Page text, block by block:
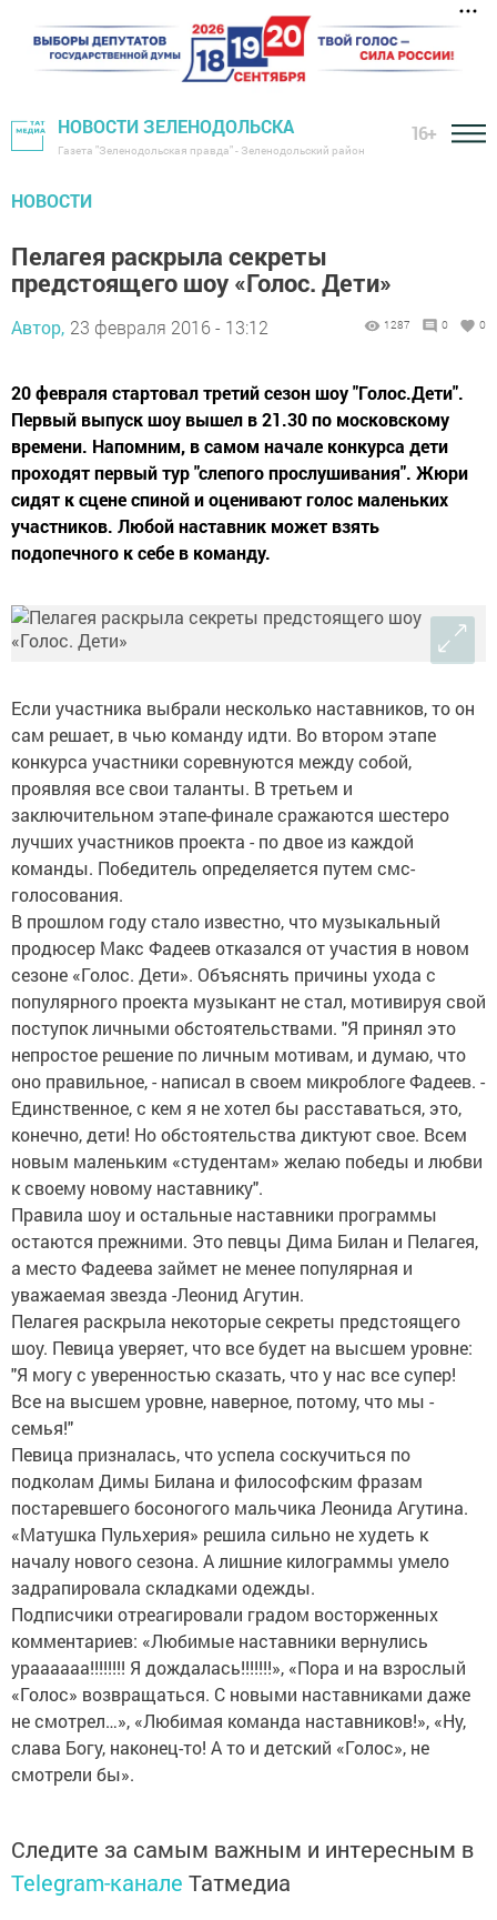
НОВОСТИ ЗЕЛЕНОДОЛЬСКА
Газета "Зеленодольская правда" - Зеленодольский район
16+
НОВОСТИ
Пелагея раскрыла секреты
предстоящего шоу «Голос. Дети»
Автор, 23 февраля 2016 - 13:12 1287 0 0
20 февраля стартовал третий сезон шоу "Голос.Дети".
Первый выпуск шоу вышел в 21.30 по московскому
времени. Напомним, в самом начале конкурса дети
проходят первый тур "слепого прослушивания". Жюри
сидят к сцене спиной и оценивают голос маленьких
участников. Любой наставник может взять
подопечного к себе в команду.
Если участника выбрали несколько наставников, то он
сам решает, в чью команду идти. Во втором этапе
конкурса участники соревнуются между собой,
проявляя все свои таланты. В третьем и
заключительном этапе-финале сражаются шестеро
лучших участников проекта - по двое из каждой
команды. Победитель определяется путем смс-
голосования.
В прошлом году стало известно, что музыкальный
продюсер Макс Фадеев отказался от участия в новом
сезоне «Голос. Дети». Объяснять причины ухода с
популярного проекта музыкант не стал, мотивируя свой
поступок личными обстоятельствами. "Я принял это
непростое решение по личным мотивам, и думаю, что
оно правильное, - написал в своем микроблоге Фадеев. -
Единственное, с кем я не хотел бы расставаться, это,
конечно, дети! Но обстоятельства диктуют свое. Всем
новым маленьким «студентам» желаю победы и любви
к своему новому наставнику".
Правила шоу и остальные наставники программы
остаются прежними. Это певцы Дима Билан и Пелагея,
а место Фадеева займет не менее популярная и
уважаемая звезда -Леонид Агутин.
Пелагея раскрыла некоторые секреты предстоящего
шоу. Певица уверяет, что все будет на высшем уровне:
"Я могу с уверенностью сказать, что у нас все супер!
Все на высшем уровне, наверное, потому, что мы -
семья!"
Певица призналась, что успела соскучиться по
подколам Димы Билана и философским фразам
постаревшего босоногого мальчика Леонида Агутина.
«Матушка Пульхерия» решила сильно не худеть к
началу нового сезона. А лишние килограммы умело
задрапировала складками одежды.
Подписчики отреагировали градом восторженных
комментариев: «Любимые наставники вернулись
ураааааа!!!!!!!! Я дождалась!!!!!!!», «Пора и на взрослый
«Голос» возвращаться. С новыми наставниками даже
не смотрел…», «Любимая команда наставников!», «Ну,
слава Богу, наконец-то! А то и детский «Голос», не
смотрели бы».
Следите за самым важным и интересным в
Telegram-канале Татмедиа